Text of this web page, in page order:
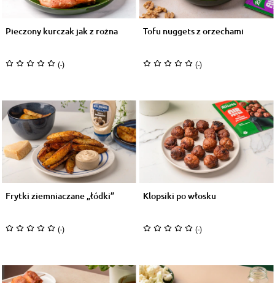
Pieczony kurczak jak z rożna
(-)
Tofu nuggets z orzechami
(-)
Frytki ziemniaczane „łódki”
(-)
Klopsiki po włosku
(-)